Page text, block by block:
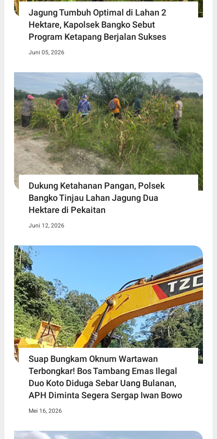
Jagung Tumbuh Optimal di Lahan 2
Hektare, Kapolsek Bangko Sebut
Program Ketapang Berjalan Sukses
Juni 05, 2026
Dukung Ketahanan Pangan, Polsek
Bangko Tinjau Lahan Jagung Dua
Hektare di Pekaitan
Juni 12, 2026
Suap Bungkam Oknum Wartawan
Terbongkar! Bos Tambang Emas Ilegal
Duo Koto Diduga Sebar Uang Bulanan,
APH Diminta Segera Sergap Iwan Bowo
Mei 16, 2026